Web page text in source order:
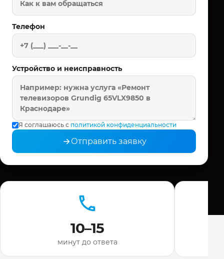
Телефон
Устройство и неисправность
Я соглашаюсь с политикой конфиденциальности
Отправить заявку
10–15
минут до ответа